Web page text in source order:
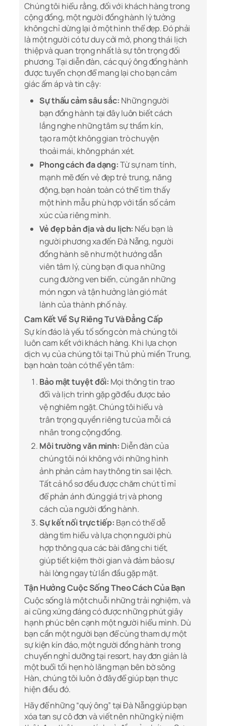
Chúng tôi hiểu rằng, đối với khách hàng trong
cộng đồng, một người đồng hành lý tưởng
không chỉ dừng lại ở một hình thể đẹp. Đó phải
là một người có tư duy cởi mở, phong thái lịch
thiệp và quan trọng nhất là sự tôn trọng đối
phương. Tại diễn đàn, các quý ông đồng hành
được tuyển chọn để mang lại cho bạn cảm
giác ấm áp và tin cậy:
Sự thấu cảm sâu sắc: Những người
bạn đồng hành tại đây luôn biết cách
lắng nghe những tâm sự thầm kín,
tạo ra một không gian trò chuyện
thoải mái, không phán xét.
Phong cách đa dạng:Từ sự nam tính,
mạnh mẽ đến vẻ đẹp trẻ trung, năng
động, bạn hoàn toàn có thể tìm thấy
một hình mẫu phù hợp với tần số cảm
xúc của riêng mình.
Vẻ đẹp bản địa và du lịch: Nếu bạn là
người phương xa đến Đà Nẵng, người
đồng hành sẽ như một hướng dẫn
viên tâm lý, cùng bạn đi qua những
cung đường ven biển, cùng ăn những
món ngon và tận hưởng làn gió mát
lành của thành phố này.
Cam Kết Về Sự Riêng Tư Và Đẳng Cấp
Sự kín đáo là yếu tố sống còn mà chúng tôi
luôn cam kết với khách hàng. Khi lựa chọn
dịch vụ của chúng tôi tại Thủ phủ miền Trung,
bạn hoàn toàn có thể yên tâm:
Bảo mật tuyệt đối: Mọi thông tin trao
đổi và lịch trình gặp gỡ đều được bảo
vệ nghiêm ngặt. Chúng tôi hiểu và
trân trọng quyền riêng tư của mỗi cá
nhân trong cộng đồng.
Môi trường văn minh: Diễn đàn của
chúng tôi nói không với những hình
ảnh phản cảm hay thông tin sai lệch.
Tất cả hồ sơ đều được chăm chút tỉ mỉ
để phản ánh đúng giá trị và phong
cách của người đồng hành.
Sự kết nối trực tiếp: Bạn có thể dễ
dàng tìm hiểu và lựa chọn người phù
hợp thông qua các bài đăng chi tiết,
giúp tiết kiệm thời gian và đảm bảo sự
hài lòng ngay từ lần đầu gặp mặt.
Tận Hưởng Cuộc Sống Theo Cách Của Bạn
Cuộc sống là một chuỗi những trải nghiệm, và
ai cũng xứng đáng có được những phút giây
hạnh phúc bên cạnh một người hiểu mình. Dù
bạn cần một người bạn để cùng tham dự một
sự kiện kín đáo, một người đồng hành trong
chuyến nghỉ dưỡng tại resort, hay đơn giản là
một buổi tối hẹn hò lãng mạn bên bờ sông
Hàn, chúng tôi luôn ở đây để giúp bạn thực
hiện điều đó.
Hãy để những “quý ông” tại Đà Nẵng giúp bạn
xóa tan sự cô đơn và viết nên những kỷ niệm